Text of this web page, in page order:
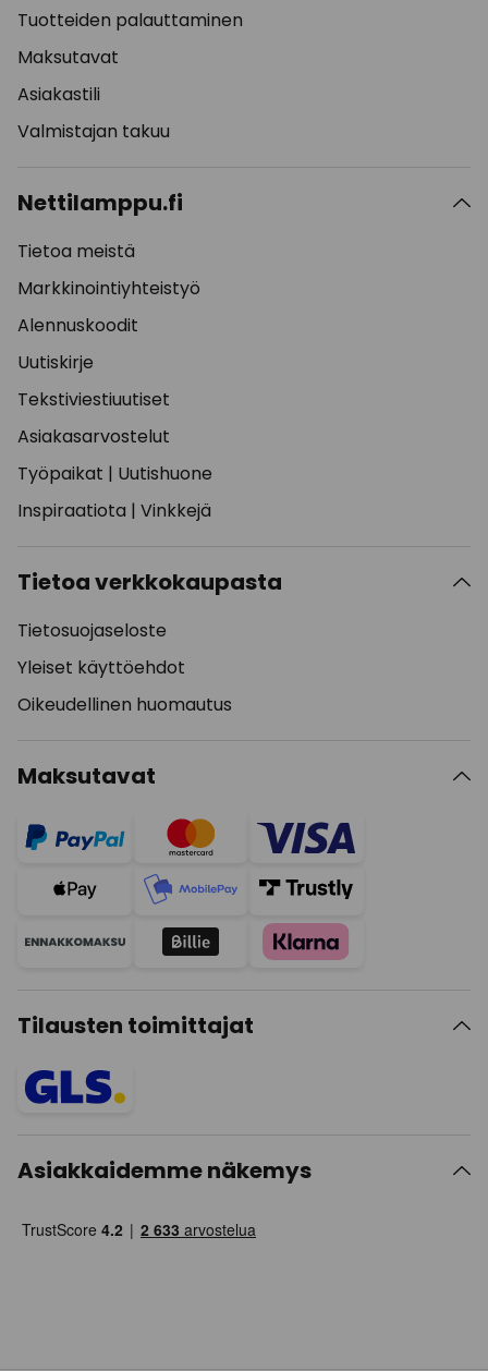
Tuotteiden palauttaminen
Maksutavat
Asiakastili
Valmistajan takuu
Nettilamppu.fi
Tietoa meistä
Markkinointiyhteistyö
Alennuskoodit
Uutiskirje
Tekstiviestiuutiset
Asiakasarvostelut
Työpaikat | Uutishuone
Inspiraatiota | Vinkkejä
Tietoa verkkokaupasta
Tietosuojaseloste
Yleiset käyttöehdot
Oikeudellinen huomautus
Maksutavat
Tilausten toimittajat
Asiakkaidemme näkemys